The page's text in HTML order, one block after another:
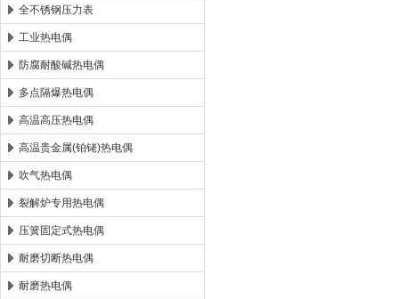
全不锈钢压力表
工业热电偶
防腐耐酸碱热电偶
多点隔爆热电偶
高温高压热电偶
高温贵金属(铂铑)热电偶
吹气热电偶
裂解炉专用热电偶
压簧固定式热电偶
耐磨切断热电偶
耐磨热电偶